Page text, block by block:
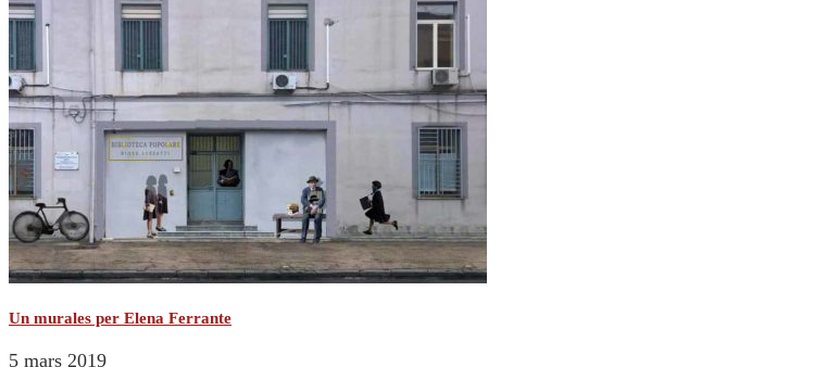
Un murales per Elena Ferrante
5 mars 2019